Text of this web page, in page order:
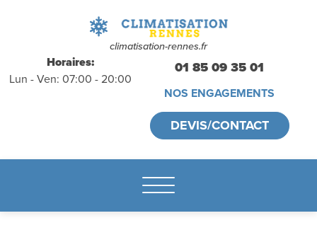
climatisation-rennes.fr
Horaires:
Lun - Ven: 07:00 - 20:00
01 85 09 35 01
NOS ENGAGEMENTS
DEVIS/CONTACT
déplacements
gratuitssans
engagement
appelez-nous :
01.85.09.35.01